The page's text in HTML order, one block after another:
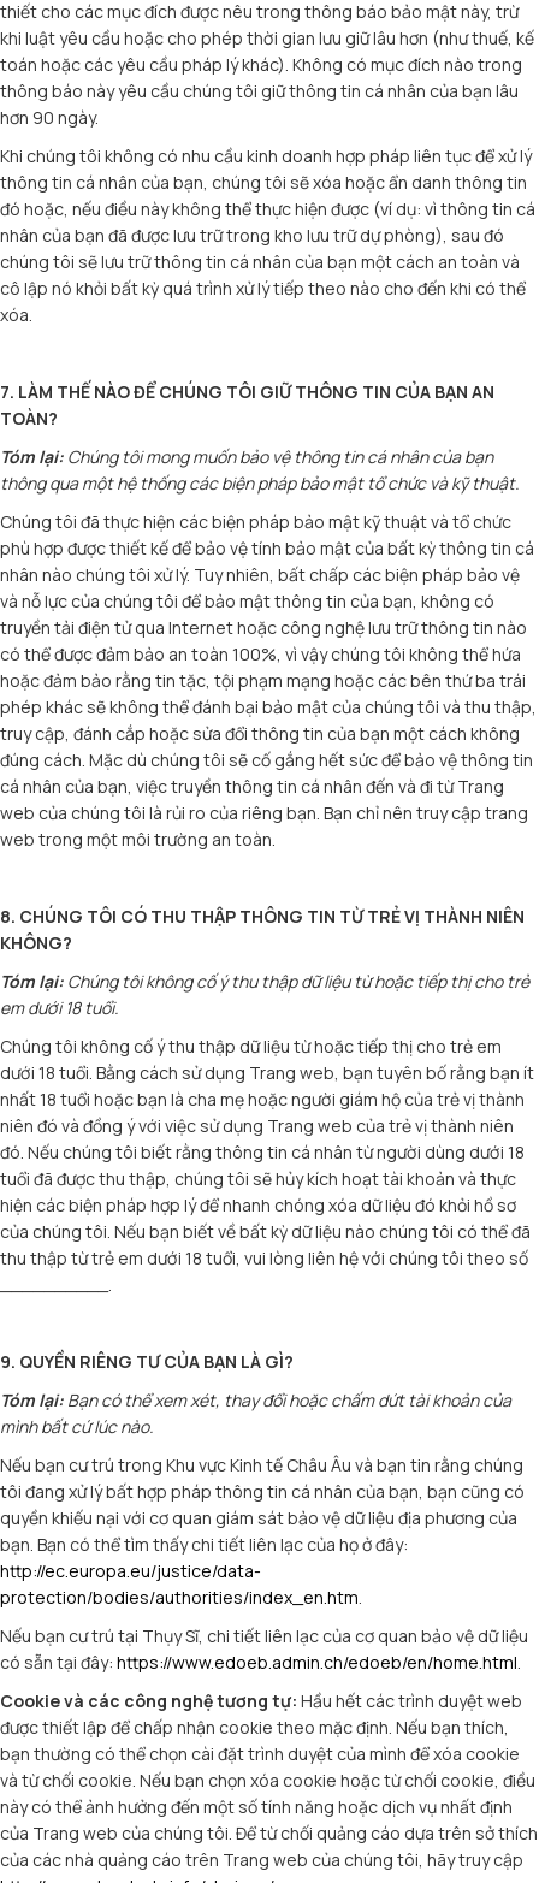
thiết cho các mục đích được nêu trong thông báo bảo mật này, trừ
khi luật yêu cầu hoặc cho phép thời gian lưu giữ lâu hơn (như thuế, kế
toán hoặc các yêu cầu pháp lý khác). Không có mục đích nào trong
thông báo này yêu cầu chúng tôi giữ thông tin cá nhân của bạn lâu
hơn 90 ngày.
Khi chúng tôi không có nhu cầu kinh doanh hợp pháp liên tục để xử lý
thông tin cá nhân của bạn, chúng tôi sẽ xóa hoặc ẩn danh thông tin
đó hoặc, nếu điều này không thể thực hiện được (ví dụ: vì thông tin cá
nhân của bạn đã được lưu trữ trong kho lưu trữ dự phòng), sau đó
chúng tôi sẽ lưu trữ thông tin cá nhân của bạn một cách an toàn và
cô lập nó khỏi bất kỳ quá trình xử lý tiếp theo nào cho đến khi có thể
xóa.
7. LÀM THẾ NÀO ĐỂ CHÚNG TÔI GIỮ THÔNG TIN CỦA BẠN AN
TOÀN?
Tóm lại: Chúng tôi mong muốn bảo vệ thông tin cá nhân của bạn
thông qua một hệ thống các biện pháp bảo mật tổ chức và kỹ thuật.
Chúng tôi đã thực hiện các biện pháp bảo mật kỹ thuật và tổ chức
phù hợp được thiết kế để bảo vệ tính bảo mật của bất kỳ thông tin cá
nhân nào chúng tôi xử lý. Tuy nhiên, bất chấp các biện pháp bảo vệ
và nỗ lực của chúng tôi để bảo mật thông tin của bạn, không có
truyền tải điện tử qua Internet hoặc công nghệ lưu trữ thông tin nào
có thể được đảm bảo an toàn 100%, vì vậy chúng tôi không thể hứa
hoặc đảm bảo rằng tin tặc, tội phạm mạng hoặc các bên thứ ba trái
phép khác sẽ không thể đánh bại bảo mật của chúng tôi và thu thập,
truy cập, đánh cắp hoặc sửa đổi thông tin của bạn một cách không
đúng cách. Mặc dù chúng tôi sẽ cố gắng hết sức để bảo vệ thông tin
cá nhân của bạn, việc truyền thông tin cá nhân đến và đi từ Trang
web của chúng tôi là rủi ro của riêng bạn. Bạn chỉ nên truy cập trang
web trong một môi trường an toàn.
8. CHÚNG TÔI CÓ THU THẬP THÔNG TIN TỪ TRẺ VỊ THÀNH NIÊN
KHÔNG?
Tóm lại: Chúng tôi không cố ý thu thập dữ liệu từ hoặc tiếp thị cho trẻ
em dưới 18 tuổi.
Chúng tôi không cố ý thu thập dữ liệu từ hoặc tiếp thị cho trẻ em
dưới 18 tuổi. Bằng cách sử dụng Trang web, bạn tuyên bố rằng bạn ít
nhất 18 tuổi hoặc bạn là cha mẹ hoặc người giám hộ của trẻ vị thành
niên đó và đồng ý với việc sử dụng Trang web của trẻ vị thành niên
đó. Nếu chúng tôi biết rằng thông tin cá nhân từ người dùng dưới 18
tuổi đã được thu thập, chúng tôi sẽ hủy kích hoạt tài khoản và thực
hiện các biện pháp hợp lý để nhanh chóng xóa dữ liệu đó khỏi hồ sơ
của chúng tôi. Nếu bạn biết về bất kỳ dữ liệu nào chúng tôi có thể đã
thu thập từ trẻ em dưới 18 tuổi, vui lòng liên hệ với chúng tôi theo số
9. QUYỀN RIÊNG TƯ CỦA BẠN LÀ GÌ?
Tóm lại: Bạn có thể xem xét, thay đổi hoặc chấm dứt tài khoản của
mình bất cứ lúc nào.
Nếu bạn cư trú trong Khu vực Kinh tế Châu Âu và bạn tin rằng chúng
tôi đang xử lý bất hợp pháp thông tin cá nhân của bạn, bạn cũng có
quyền khiếu nại với cơ quan giám sát bảo vệ dữ liệu địa phương của
bạn. Bạn có thể tìm thấy chi tiết liên lạc của họ ở đây:
http://ec.europa.eu/justice/data-
protection/bodies/authorities/index_en.htm
Nếu bạn cư trú tại Thụy Sĩ, chi tiết liên lạc của cơ quan bảo vệ dữ liệu
có sẵn tại đây: https://www.edoeb.admin.ch/edoeb/en/home.html
Cookie và các công nghệ tương tự: Hầu hết các trình duyệt web
được thiết lập để chấp nhận cookie theo mặc định. Nếu bạn thích,
bạn thường có thể chọn cài đặt trình duyệt của mình để xóa cookie
và từ chối cookie. Nếu bạn chọn xóa cookie hoặc từ chối cookie, điều
này có thể ảnh hưởng đến một số tính năng hoặc dịch vụ nhất định
của Trang web của chúng tôi. Để từ chối quảng cáo dựa trên sở thích
của các nhà quảng cáo trên Trang web của chúng tôi, hãy truy cập